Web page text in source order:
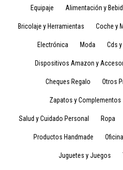
Equipaje Alimentación y
Bricolaje y Herramientas Coche y
Electrónica Moda Cds
Dispositivos Amazon y
Cheques Regalo Otros
Zapatos y Complementos
Salud y Cuidado Personal Ropa
Productos Handmade
Juguetes y Juegos